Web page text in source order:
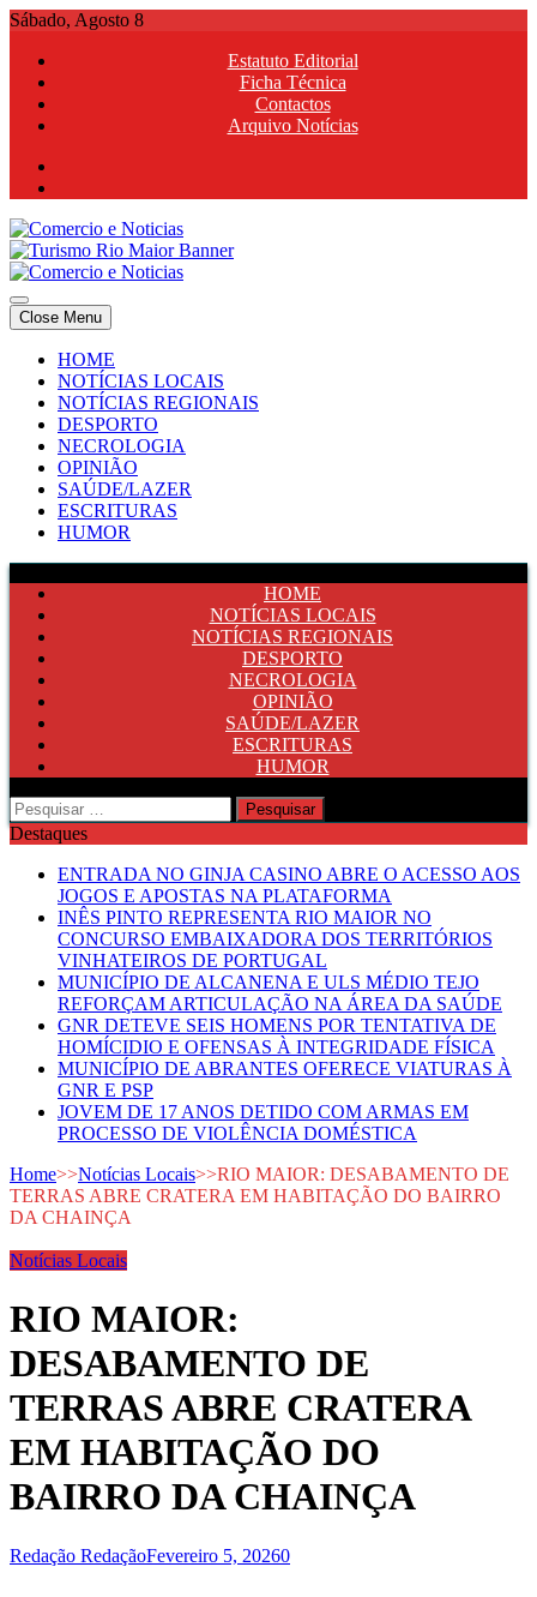
Skip
content
Sábado, Agosto 8
Estatuto Editorial
Ficha Técnica
Contactos
Arquivo Notícias
Comercio e Noticias
Notícias e Publicidade Online
Comercio e Noticias
Notícias e Publicidade Online
Close Menu
HOME
NOTÍCIAS LOCAIS
NOTÍCIAS REGIONAIS
DESPORTO
NECROLOGIA
OPINIÃO
SAÚDE/LAZER
ESCRITURAS
HUMOR
HOME
NOTÍCIAS LOCAIS
NOTÍCIAS REGIONAIS
DESPORTO
NECROLOGIA
OPINIÃO
SAÚDE/LAZER
ESCRITURAS
HUMOR
Pesquisar
por:
Destaques
ENTRADA NO GINJA CASINO ABRE O ACESSO AOS
JOGOS E APOSTAS NA PLATAFORMA
INÊS PINTO REPRESENTA RIO MAIOR NO
CONCURSO EMBAIXADORA DOS TERRITÓRIOS
VINHATEIROS DE PORTUGAL
MUNICÍPIO DE ALCANENA E ULS MÉDIO TEJO
REFORÇAM ARTICULAÇÃO NA ÁREA DA SAÚDE
GNR DETEVE SEIS HOMENS POR TENTATIVA DE
HOMÍCIDIO E OFENSAS À INTEGRIDADE FÍSICA
MUNICÍPIO DE ABRANTES OFERECE VIATURAS À
GNR E PSP
JOVEM DE 17 ANOS DETIDO COM ARMAS EM
PROCESSO DE VIOLÊNCIA DOMÉSTICA
Home>>Notícias Locais>>RIO MAIOR: DESABAMENTO DE
TERRAS ABRE CRATERA EM HABITAÇÃO DO BAIRRO
DA CHAINÇA
Notícias Locais
RIO MAIOR:
DESABAMENTO DE
TERRAS ABRE CRATERA
EM HABITAÇÃO DO
BAIRRO DA CHAINÇA
Redação RedaçãoFevereiro 5, 20260